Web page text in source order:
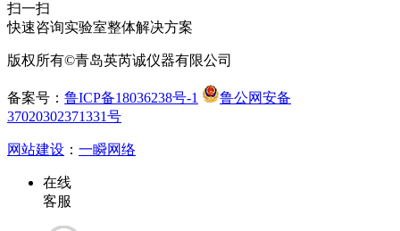
扫一扫
快速咨询实验室整体解决方案
版权所有©青岛英芮诚仪器有限公司
备案号： 鲁ICP备18036238号-1
鲁公网安备
37020302371331号
网站建设 ： 一瞬网络
在线
客服